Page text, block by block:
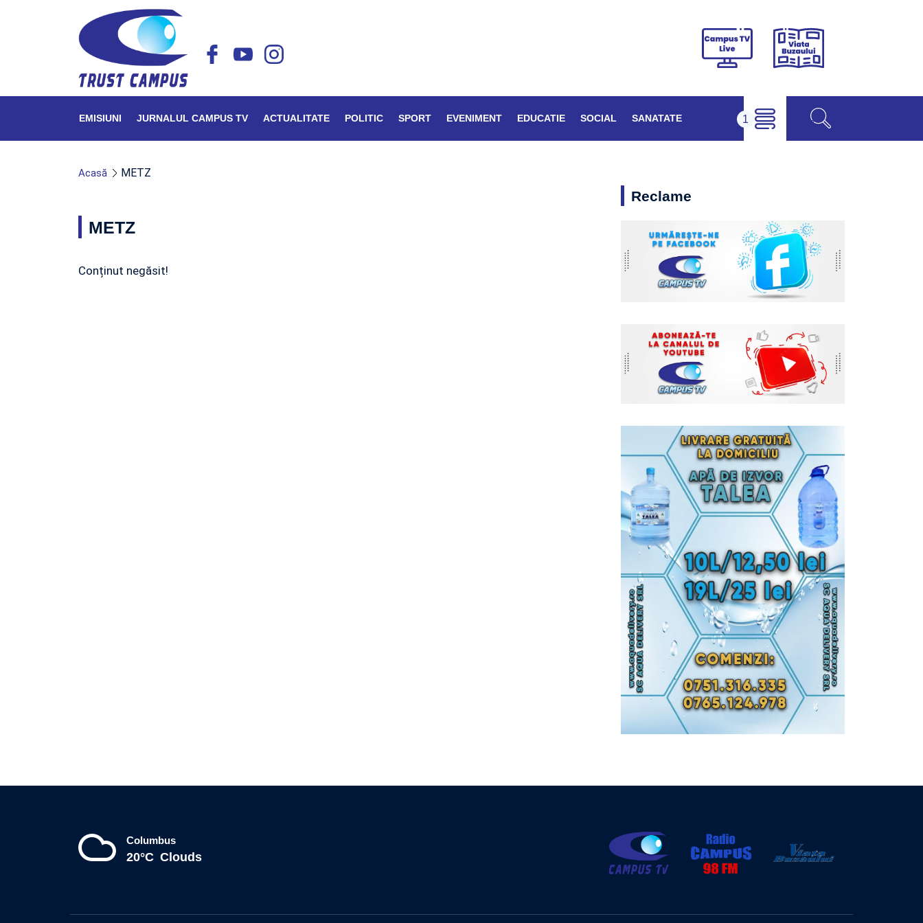
Campus
Viața
EMISIUNI JURNALUL CAMPUS TV ACTUALITATE POLITIC SPORT EVENIMENT EDUCATIE SOCIAL SANATATE
Acasă METZ
METZ
Conținut negăsit!
Reclame
Columbus
20°C Clouds